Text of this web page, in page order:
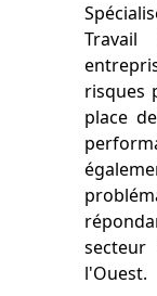
risques
place
l'Ouest.